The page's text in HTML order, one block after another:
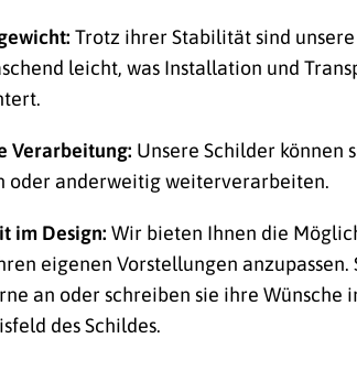
Trotz ihrer Stabilität sind
leicht, was Installation und
Verarbeitung: Unsere Schilder können
oder anderweitig weiterverarbeiten.
im Design:Wir bieten Ihnen die
eigenen Vorstellungen anzupassen.
an oder schreiben sie ihre Wünsche
des Schildes.